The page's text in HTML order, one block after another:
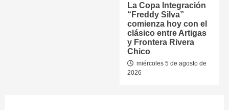
La Copa Integración
“Freddy Silva”
comienza hoy con el
clásico entre Artigas
y Frontera Rivera
Chico
miércoles 5 de agosto de
2026